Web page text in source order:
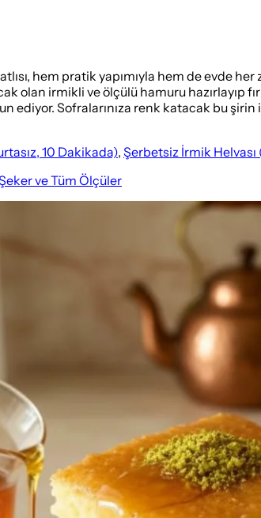
hem pratik yapımıyla hem de evde
olan irmikli ve ölçülü hamuru hazırlayıp
ediyor. Sofralarınıza renk katacak bu
10 Dakikada), Şerbetsiz İrmik
ve Tüm Ölçüler